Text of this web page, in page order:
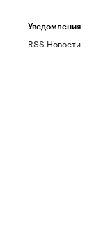
Уведомления
RSS Новости